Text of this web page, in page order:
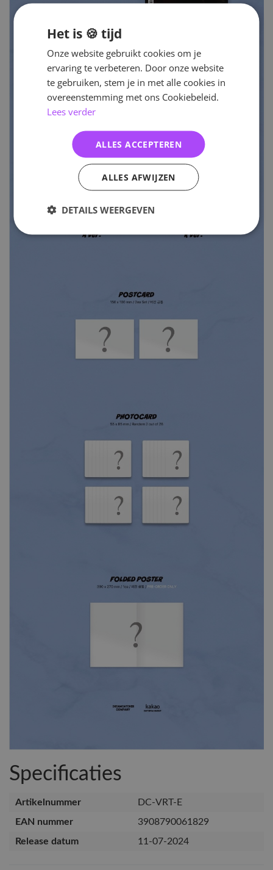
Specificaties
Artikelnummer
DC-VRT-E
EAN nummer
3908790061829
Release datum
11-07-2024
Het is 🍪 tijd
Onze website gebruikt cookies om je
ervaring te verbeteren. Door onze website
te gebruiken, stem je in met alle cookies in
overeenstemming met ons Cookiebeleid.
Lees verder
ALLES ACCEPTEREN
ALLES AFWIJZEN
DETAILS WEERGEVEN